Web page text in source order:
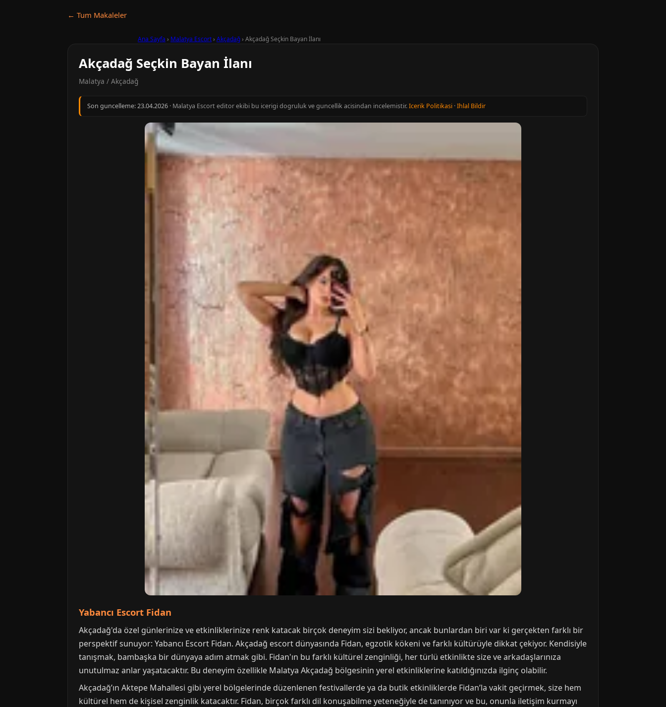
← Tum Makaleler
Ana Sayfa › Malatya Escort› Akçadağ› Akçadağ Seçkin Bayan İlanı
Akçadağ Seçkin Bayan İlanı
Malatya / Akçadağ
Son guncelleme:23.04.2026 · Malatya Escort editor ekibi bu icerigi dogruluk ve guncellik acisindan incelemistir.Icerik Politikasi ·Ihlal Bildir
Yabancı Escort Fidan
Akçadağ'da özel günlerinize ve etkinliklerinize renk katacak birçok deneyim sizi bekliyor, ancak bunlardan biri var ki gerçekten farklı bir
perspektif sunuyor: Yabancı Escort Fidan. Akçadağ escort dünyasında Fidan, egzotik kökeni ve farklı kültürüyle dikkat çekiyor. Kendisiyle
tanışmak, bambaşka bir dünyaya adım atmak gibi. Fidan'ın bu farklı kültürel zenginliği, her türlü etkinlikte size ve arkadaşlarınıza
unutulmaz anlar yaşatacaktır. Bu deneyim özellikle Malatya Akçadağ bölgesinin yerel etkinliklerine katıldığınızda ilginç olabilir.
Akçadağ’ın Aktepe Mahallesi gibi yerel bölgelerinde düzenlenen festivallerde ya da butik etkinliklerde Fidan’la vakit geçirmek, size hem
kültürel hem de kişisel zenginlik katacaktır. Fidan, birçok farklı dil konuşabilme yeteneğiyle de tanınıyor ve bu, onunla iletişim kurmayı